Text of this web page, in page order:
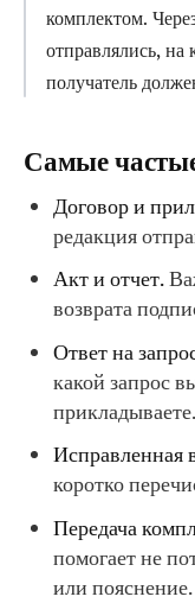
комплектом.
отправлялись,
получатель
Самые
Договор и
редакция
Акт и отчет.
возврата
Ответ на
какой запрос
прикладываете.
Исправленная
коротко
Передача
помогает не
или пояснение.